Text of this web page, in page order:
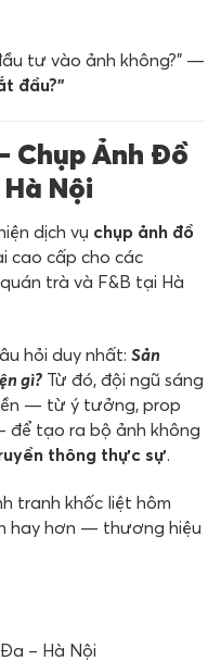
tư vào ảnh không?” —
đầu?”
Chụp Ảnh Đồ
Nội
dịch vụ chụp ảnh đồ
cao cấp cho các
trà và F&B tại Hà
hỏi duy nhất: Sản
gì? Từ đó, đội ngũ sáng
— từ ý tưởng, prop
để tạo ra bộ ảnh không
thông thực sự.
tranh khốc liệt hôm
hay hơn — thương hiệu
– Hà Nội